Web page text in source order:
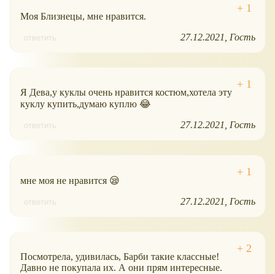
Моя Близнецы, мне нравится.
ответить 27.12.2021 Гость
Я Дева,у куклы очень нравится костюм,хотела эту
куклу купить,думаю куплю 😂
ответить 27.12.2021 Гость
мне моя не нравится 😪
ответить 27.12.2021 Гость
Посмотрела, удивилась, Барби такие классные!
Давно не покупала их. А они прям интересные.